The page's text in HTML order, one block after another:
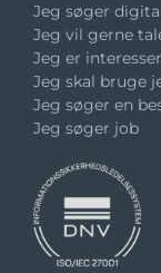
Jeg søger
Jeg vil gerne
Jeg er
Jeg skal bruge
Jeg søger en
Jeg søger job